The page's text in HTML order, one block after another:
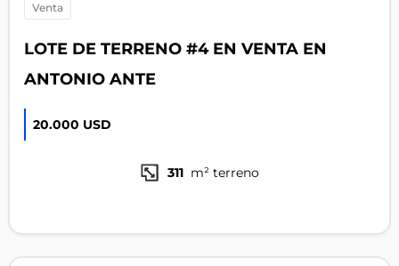
venta
LOTE DE TERRENO #4 EN VENTA EN
ANTONIO ANTE
20.000 USD
311 m² terreno